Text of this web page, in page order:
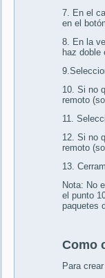
7. En el
en el
8. En la
haz doble
10. Si no
remoto
11.
12. Si no
remoto
13.
Nota: No
el punto
paquetes
Como
Para